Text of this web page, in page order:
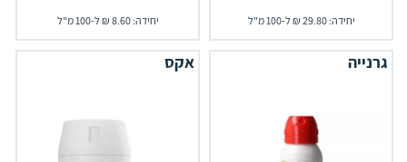
יחידה: 29.80 ₪ ל-100 מ"ל יחידה: 8.60 ₪ ל-100 מ"ל
גרנייה אקס